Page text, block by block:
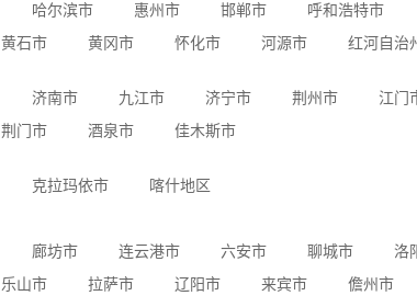
哈尔滨市 惠州市 邯郸市 呼和浩特市
黄石市 黄冈市 怀化市 河源市 红河自治
济南市 九江市 济宁市 荆州市 江门
荆门市 酒泉市 佳木斯市
克拉玛依市 喀什地区
廊坊市 连云港市 六安市 聊城市 洛
乐山市 拉萨市 辽阳市 来宾市 儋州市